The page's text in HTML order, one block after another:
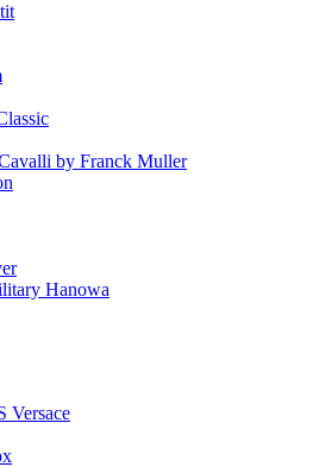
by Franck Muller
Hanowa
Versace